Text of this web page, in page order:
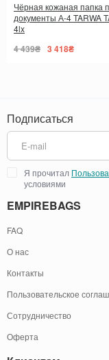
Чёрная кожаная папка
документы А-4 TARWA
4lx
4 439₴ 3 418₴
Подписаться
Я прочитал
условиями
EMPIREBAGS
FAQ
О нас
Контакты
Пользовательское
Сотрудничество
Оферта